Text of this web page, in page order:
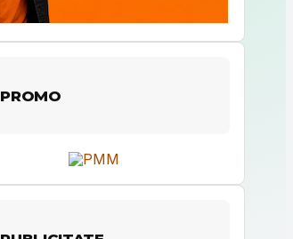
PROMO